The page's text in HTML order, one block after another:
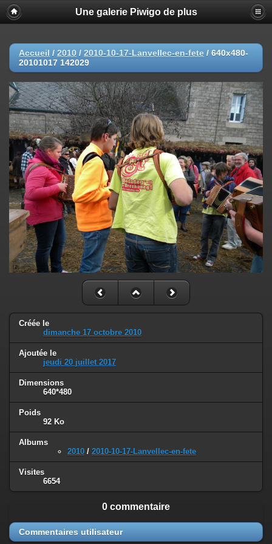
Une galerie Piwigo de plus
Accueil / 2010 / 2010-10-17-Lanvellec-en-fete / 640x480-
20101017 142029
Créée le
dimanche 17 octobre 2010
Ajoutée le
jeudi 20 juillet 2017
Dimensions
640*480
Poids
92 Ko
Albums
2010 / 2010-10-17-Lanvellec-en-fete
Visites
6654
0 commentaire
Commentaires utilisateur